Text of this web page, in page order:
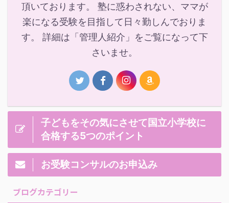
頂いております。 塾に惑わされない、ママが
楽になる受験を目指して日々勤しんでおりま
す。 詳細は「管理人紹介」をご覧になって下
さいませ。
子どもをその気にさせて国立小学校に
合格する5つのポイント
お受験コンサルのお申込み
ブログカテゴリー